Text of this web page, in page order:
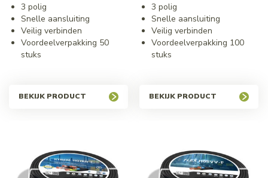
3 polig
Snelle aansluiting
Veilig verbinden
Voordeelverpakking 50
stuks
BEKIJK PRODUCT
3 polig
Snelle aansluiting
Veilig verbinden
Voordeelverpakking 100
stuks
BEKIJK PRODUCT